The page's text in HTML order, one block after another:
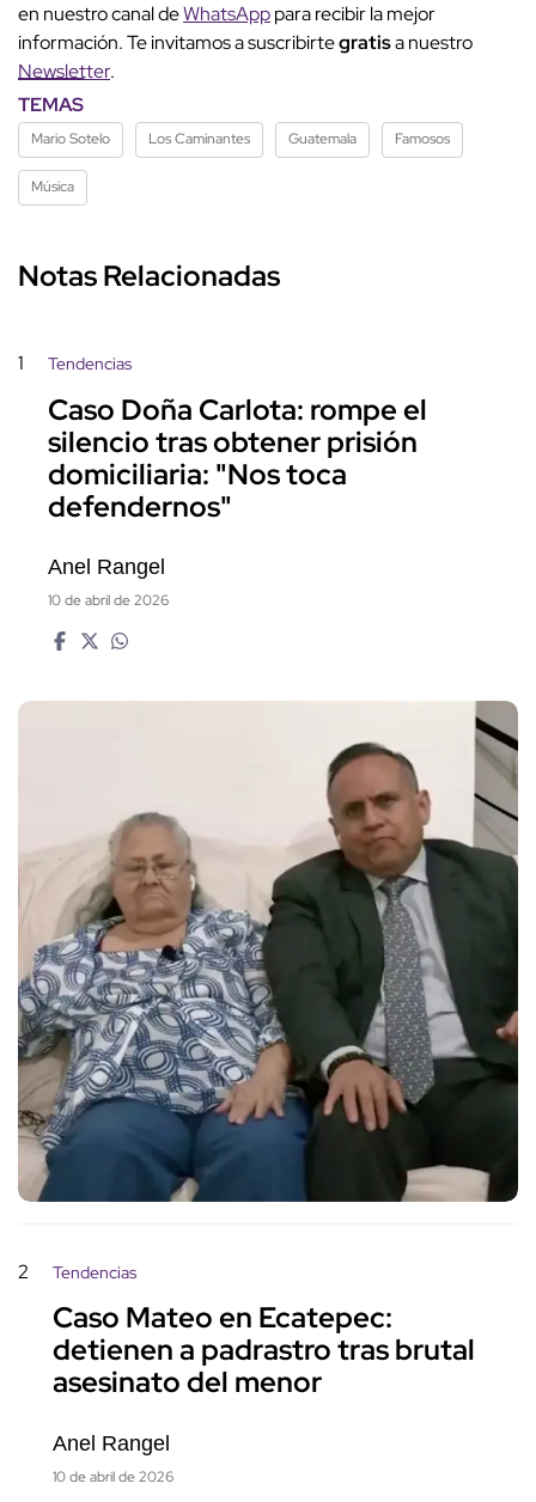
en nuestro canal deWhatsApppara recibir la mejor
información. Te invitamos a suscribirtegratisa nuestro
Newsletter.
TEMAS
Mario Sotelo Los Caminantes Guatemala Famosos
Música
Notas Relacionadas
1 Tendencias
Caso Doña Carlota: rompe el
silencio tras obtener prisión
domiciliaria: "Nos toca
defendernos"
Anel Rangel
10 de abril de 2026
2 Tendencias
Caso Mateo en Ecatepec:
detienen a padrastro tras brutal
asesinato del menor
Anel Rangel
10 de abril de 2026